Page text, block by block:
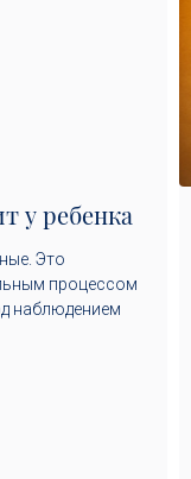
у ребенка
Это
процессом
наблюдением